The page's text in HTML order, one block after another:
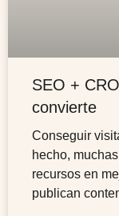
SEO +
convierte
Conseguir
hecho,
recursos en
publican